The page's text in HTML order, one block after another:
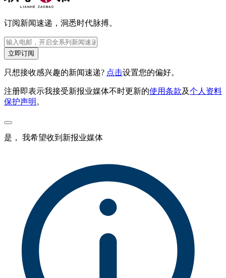
订阅新闻速递，洞悉时代脉搏。
立即订阅
只想接收感兴趣的新闻速递? 点击设置您的偏好。
注册即表示我接受新报业媒体不时更新的使用条款及个人资料
保护声明 。
是， 我希望收到新报业媒体